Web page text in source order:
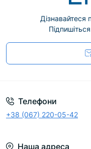
Дізнавайтеся
Телефони
+38 (067) 220-05-42
Наша адреса